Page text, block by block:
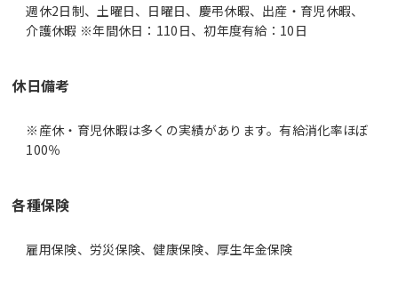
週休2日制、土曜日、日曜日、慶弔休暇、出産・育児休暇、
介護休暇 ※年間休日：110日、初年度有給：10日
休日備考
※産休・育児休暇は多くの実績があります。有給消化率ほぼ
100％
各種保険
雇用保険、労災保険、健康保険、厚生年金保険